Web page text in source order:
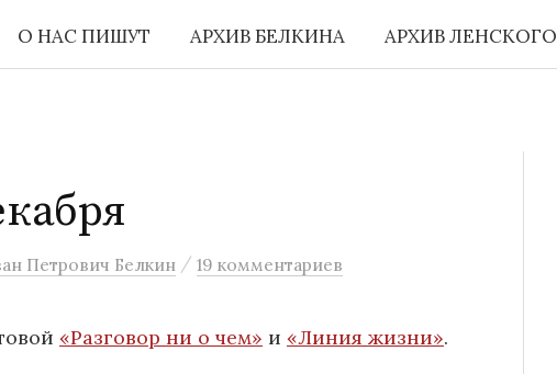
О НАС ПИШУТ АРХИВ БЕЛКИНА АРХИВ ЛЕНСКОГО
Петрович Белкин / 19 комментариев
«Разговор ни о чем» и «Линия жизни».